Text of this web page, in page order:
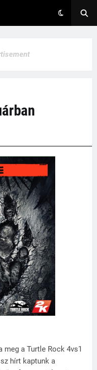
a Turtle Rock 4vs1
hírt kaptunk a